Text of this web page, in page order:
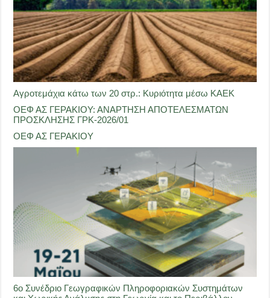
Αγροτεμάχια κάτω των 20 στρ.: Κυριότητα μέσω ΚΑΕΚ
ΟΕΦ ΑΣ ΓΕΡΑΚΙΟΥ: ΑΝΑΡΤΗΣΗ ΑΠΟΤΕΛΕΣΜΑΤΩΝ
ΠΡΟΣΚΛΗΣΗΣ ΓΡΚ-2026/01
ΟΕΦ ΑΣ ΓΕΡΑΚΙΟΥ
6ο Συνέδριο Γεωγραφικών Πληροφοριακών Συστημάτων